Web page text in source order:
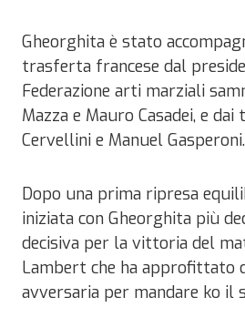
Gheorghita è stato
trasferta francese dal
Federazione arti marziali
Mazza e Mauro Casadei, e dai
Cervellini e Manuel Gasperoni.
Dopo una prima ripresa
iniziata con Gheorghita più
decisiva per la vittoria del
Lambert che ha approfittato
avversaria per mandare ko il